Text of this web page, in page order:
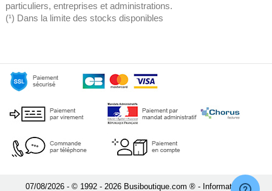
particuliers, entreprises et administrations.
(¹) Dans la limite des stocks disponibles
07/08/2026 - © 1992 - 2026 Busiboutique.com ® - Informatique